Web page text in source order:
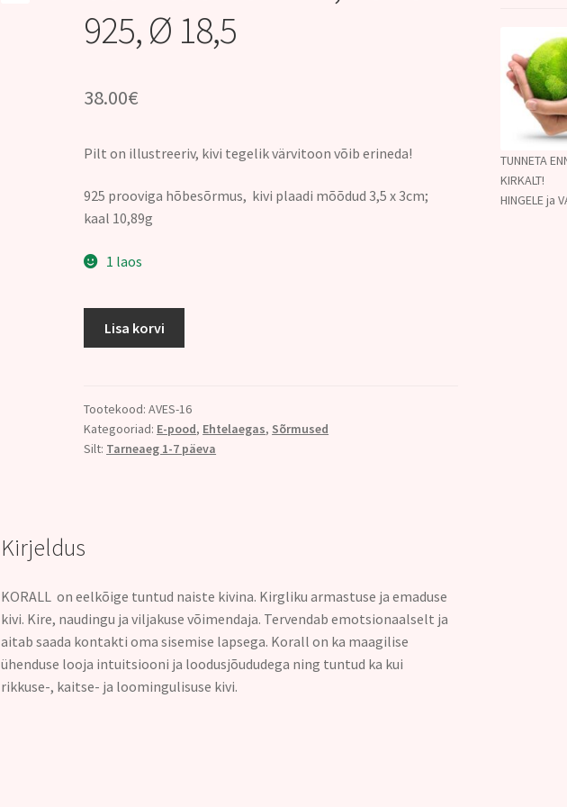
925, Ø 18,5
38.00€
Pilt on illustreeriv, kivi tegelik värvitoon võib erineda!
925 prooviga hõbesõrmus, kivi plaadi mõõdud 3,5 x 3cm;
kaal 10,89g
1 laos
Ø
18,5
kogus
Lisa korvi
Tootekood:AVES-16
Kategooriad: E-pood, Ehtelaegas, Sõrmused
Silt: Tarneaeg 1-7 päeva
Kirjeldus
KORALL on eelkõige tuntud naiste kivina. Kirgliku armastuse ja emaduse
kivi. Kire, naudingu ja viljakuse võimendaja. Tervendab emotsionaalselt ja
aitab saada kontakti oma sisemise lapsega. Korall on ka maagilise
ühenduse looja intuitsiooni ja loodusjõududega ning tuntud ka kui
rikkuse-, kaitse- ja loomingulisuse kivi.
TUNNETA
HINGELE ja